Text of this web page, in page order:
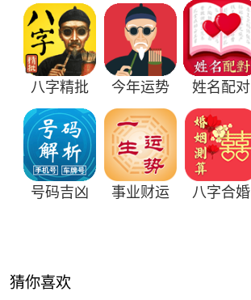
八字精批 今年运势 姓名配对
号码吉凶 事业财运 八字合婚
猜你喜欢